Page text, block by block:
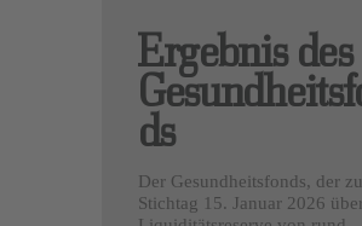
Ergebnis des
ds
Der Gesundheitsfonds, der
Stichtag 15. Januar 2026